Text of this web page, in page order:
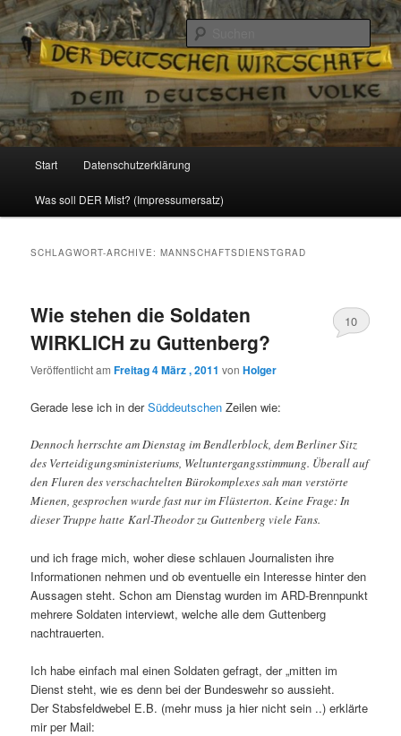
Reizzentrum
Politik, Wirtschaft, Soziales und Gesellschaft
Zum
Inhalt
Zum
sekundären
Start Datenschutzerklärung
Was soll DER Mist? (Impressumersatz)
SCHLAGWORT-ARCHIVE:MANNSCHAFTSDIENSTGRAD
Wie stehen die Soldaten
WIRKLICH zu Guttenberg?
Veröffentlicht amFreitag 4 März , 2011 vonHolger
10
Gerade lese ich in derSüddeutschen Zeilen wie:
Dennoch herrschte am Dienstag im Bendlerblock, dem Berliner Sitz
des Verteidigungsministeriums, Weltuntergangsstimmung. Überall auf
den Fluren des verschachtelten Bürokomplexes sah man verstörte
Mienen, gesprochen wurde fast nur im Flüsterton. Keine Frage: In
dieser Truppe hatte Karl-Theodor zu Guttenberg viele Fans.
und ich frage mich, woher diese schlauen Journalisten ihre
Informationen nehmen und ob eventuelle ein Interesse hinter den
Aussagen steht. Schon am Dienstag wurden im ARD-Brennpunkt
mehrere Soldaten interviewt, welche alle dem Guttenberg
nachtrauerten.
Ich habe einfach mal einen Soldaten gefragt, der „mitten im
Dienst steht, wie es denn bei der Bundeswehr so aussieht.
Der Stabsfeldwebel E.B. (mehr muss ja hier nicht sein ..) erklärte
mir per Mail: